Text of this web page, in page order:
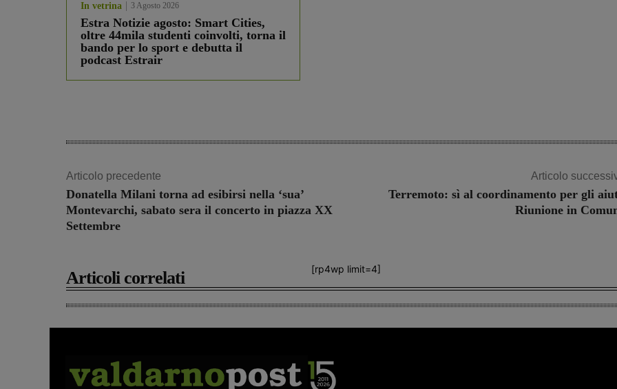
In vetrina 3 Agosto 2026
Estra Notizie agosto: Smart Cities,
oltre 44mila studenti coinvolti, torna il
bando per lo sport e debutta il
podcast Estrair
Articolo precedente
Donatella Milani torna ad esibirsi nella ‘sua’
Montevarchi, sabato sera il concerto in piazza XX
Settembre
Articolo
Terremoto: sì al coordinamento per gli
Riunione in
[rp4wp limit=4]
Articoli correlati